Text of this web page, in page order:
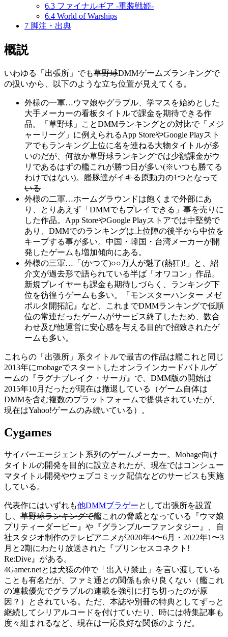
6.3 ファイナルギア -重装戦姫-
6.4 World of Warships
7 脚注・出典
概説
いわゆる「出張所」でも草野球DMMゲームズランキングで
の扱いから、以下のような立ち位置が見えてくる。
外様の一軍…ウマ娘やグラブル、学マスを始めとした
大手メーカーの看板タイトルで課金を期待できる作
品。「草野球」ことDMMランキングとの対比で「メジ
ャーリーグ」に例えられるApp StoreやGoogle Playスト
アでもランキング上位に名を連ねる大物タイトルが多
いのだが、何故か草野球ランキングでは少額課金がウ
リであるはずの艦これが勝つ日が多い(※いつも勝てる
わけではない)。 艦豚達がイキる原動力の1つとなって
いる
外様の二軍…ホームグラウンドは飽くまで外部にあ
り、とりあえず「DMMでもプレイできる」事を売りに
した作品。App StoreやGoogle Playストアでは中堅勢で
あり、DMMでのランキングは上位陣の後半から中位を
キープする事が多い。中国・韓国・台湾メーカーが開
発したゲームも増加傾向にある。
外様の三軍…「(かつて)○○万人が魅了(熱狂)!」と、紹
介文が過去形で語られている半ば「オワコン」作品。
新規プレイヤーも課金も期待しづらく、ランキング下
位を彷徨うゲームも多い。『モンスターハンター メゼ
ポルタ開拓記』など、これまでDMMランキングで低順
位の常連だったゲームがサービス終了したため、数合
わせ及び他運営に安心感を与える目的で招致されたゲ
ームも多い。
これらの「出張所」系タイトルで最古の作品は艦これと同じ
2013年にmobageでスタートしたオンラインカードバトルゲ
ームの『ラグナブレイク・サーガ』で、DMM版の開始は
2015年10月だったが現在は撤退している（ゲーム自体は
DMMを含む複数のプラットフォームで提供されていたが、
現在はYahoo!ゲームのみ続いている）。
Cygames
サイバーエージェント系列のゲームメーカー。Mobage向け
タイトルの開発を目的に設立されたが、現在ではコンシュー
マタイトル開発やウェブコミック配信などのサービスも実施
している。
代表作にはいずれも他DMMブラゲーとして出張所を設置
し、 草野球ランキングで艦これの脅威となっている『ウマ娘
プリティーダービー』や『グランブルーファンタジー』、自
社スタジオ制作のテレビアニメが2020年4〜6月・2022年1〜3
月と2期にわたり放送された『プリンセスコネクト!
Re:Dive』がある。
4Gamer.netとは犬猿の仲で「出入り禁止」を言い渡している
ことも有名だが、ファミ通との関係も余り良くない（艦これ
の連載優先でグラブルの連載を強引に打ち切ったのが原
因？）とされている。ただ、本誌や別冊の特典としてずっと
継続してシリアルコードを付けていたり、時には特集記事も
度々組まれるなど、現在は一応良好な関係のようだ。